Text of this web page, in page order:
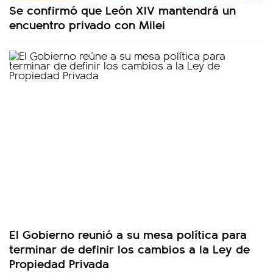
Se confirmó que León XIV mantendrá un
encuentro privado con Milei
El Gobierno reunió a su mesa política para
terminar de definir los cambios a la Ley de
Propiedad Privada